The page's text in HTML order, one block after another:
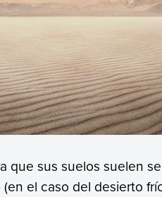
que sus suelos suelen
el caso del desierto